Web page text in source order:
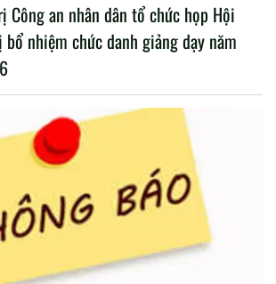
Công an nhân dân tổ chức họp Hội
nhiệm chức danh giảng dạy năm